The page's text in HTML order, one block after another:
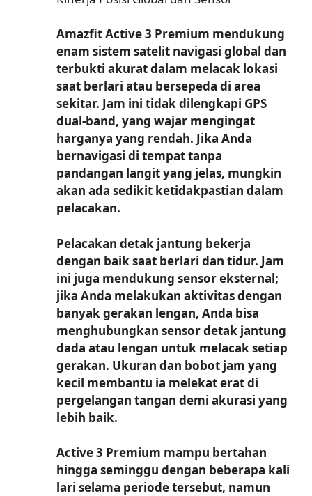
Amazfit Active 3 Premium mendukung
enam sistem satelit navigasi global dan
terbukti akurat dalam melacak lokasi
saat berlari atau bersepeda di area
sekitar. Jam ini tidak dilengkapi GPS
dual-band, yang wajar mengingat
harganya yang rendah. Jika Anda
bernavigasi di tempat tanpa
pandangan langit yang jelas, mungkin
akan ada sedikit ketidakpastian dalam
pelacakan.
Pelacakan detak jantung bekerja
dengan baik saat berlari dan tidur. Jam
ini juga mendukung sensor eksternal;
jika Anda melakukan aktivitas dengan
banyak gerakan lengan, Anda bisa
menghubungkan sensor detak jantung
dada atau lengan untuk melacak setiap
gerakan. Ukuran dan bobot jam yang
kecil membantu ia melekat erat di
pergelangan tangan demi akurasi yang
lebih baik.
Active 3 Premium mampu bertahan
hingga seminggu dengan beberapa kali
lari selama periode tersebut, namun